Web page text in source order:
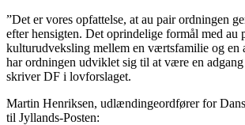
”Det er vores opfattelse, at au pair ordningen
efter hensigten. Det oprindelige formål med au
kulturudveksling mellem en værtsfamilie og en
har ordningen udviklet sig til at være en
skriver DF i lovforslaget.
Martin Henriksen, udlændingeordfører for
til Jyllands-Posten: